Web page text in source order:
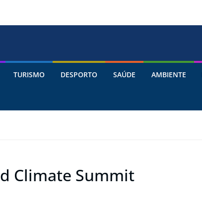
TURISMO DESPORTO SAÚDE AMBIENTE
Climate Summit